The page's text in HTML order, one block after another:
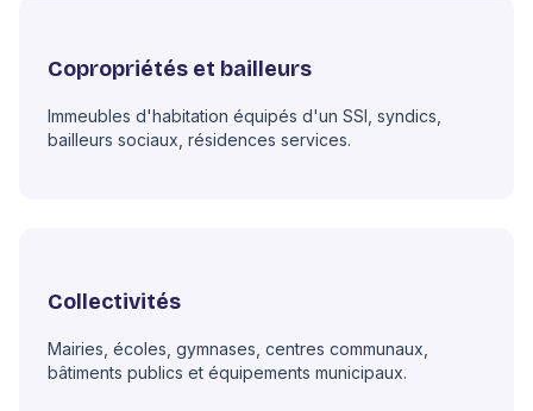
Copropriétés et bailleurs
Immeubles d'habitation équipés d'un SSI, syndics,
bailleurs sociaux, résidences services.
Collectivités
Mairies, écoles, gymnases, centres communaux,
bâtiments publics et équipements municipaux.